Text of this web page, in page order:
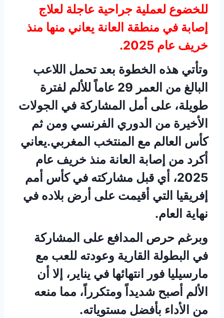
للخضوع لعملية جراحية عاجلة لعلاج
إصابة في منطقة العانة يعاني منها منذ
خريف عام 2025.
وتأتي هذه الخطوة بعد تحمل اللاعب
البالغ من العمر 29 عاماً للألم لفترة
طويلة، على أمل المشاركة في الجولات
الأخيرة من الدوري الفرنسي ومن ثم
كأس العالم مع المنتخب المغربي.يعاني
أكرد من إصابة العانة منذ خريف عام
2025، أي قبل مشاركته في كأس أمم
إفريقيا التي أقيمت على أرض بلاده في
نهاية العام.
وبرغم حرص المدافع على المشاركة
في البطولة القارية وعودته للعب مع
مارسيليا فور انتهائها في يناير، إلا أن
الألم أصبح شديداً ومتكرراً، مما منعه
من الأداء بأفضل مستوياته.